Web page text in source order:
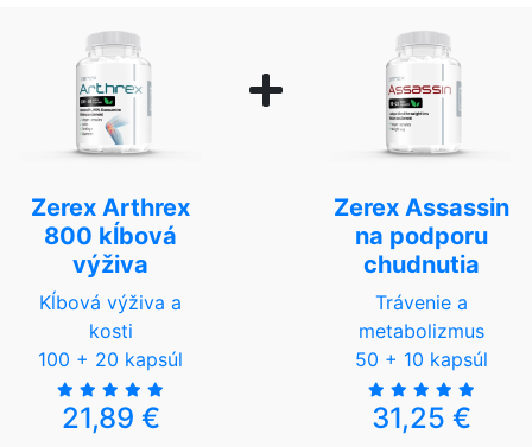
Zerex Arthrex
800 kĺbová
výživa
Kĺbová výživa a
kosti
100 + 20 kapsúl
21,89 €
Zerex Assassin
na podporu
chudnutia
Trávenie a
metabolizmus
50 + 10 kapsúl
31,25 €